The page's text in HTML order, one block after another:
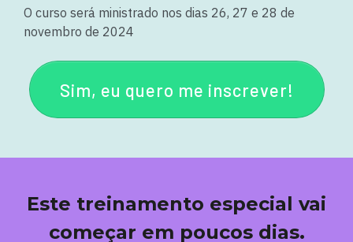
O curso será ministrado nos dias 26, 27 e 28 de
novembro de 2024
Sim, eu quero me inscrever!
Este treinamento especial vai
começar em poucos dias.